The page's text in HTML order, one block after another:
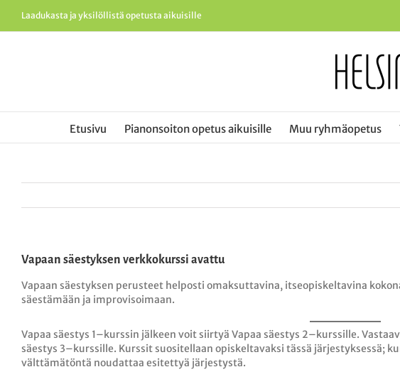
content
Laadukasta ja yksilöllistä opetusta aikuisille
Etusivu Pianonsoiton opetus aikuisille Muu ryhmäopetus
Vapaan säestyksen verkkokurssi avattu
Vapaan säestyksen perusteet helposti omaksuttavina, itseopiskeltavina
säestämään ja improvisoimaan.
Vapaa säestys 1–kurssin jälkeen voit siirtyä Vapaa säestys 2–kurssille.
säestys 3–kurssille. Kurssit suositellaan opiskeltavaksi tässä järjestyksessä;
välttämätöntä noudattaa esitettyä järjestystä.